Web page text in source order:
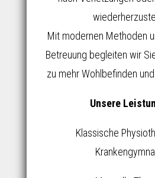
Mit modernen Methoden
Betreuung begleiten wir
zu mehr Wohlbefinden
Unsere
Klassische